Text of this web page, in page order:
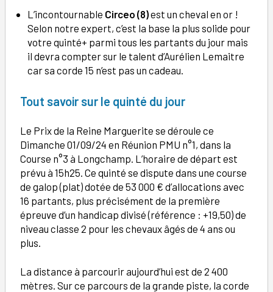
L’incontournable Circeo (8)est un cheval en or !
Selon notre expert, c’est la base la plus solide pour
votre quinté+ parmi tous les partants du jour mais
il devra compter sur le talent d’Aurélien Lemaitre
car sa corde 15 n’est pas un cadeau.
Tout savoir sur le quinté du jour
Le Prix de la Reine Marguerite se déroule ce
Dimanche 01/09/24 en Réunion PMU n°1, dans la
Course n°3 à Longchamp. L’horaire de départ est
prévu à 15h25. Ce quinté se dispute dans une course
de galop (plat) dotée de 53 000 € d’allocations avec
16 partants, plus précisément de la première
épreuve d’un handicap divisé (référence : +19,50) de
niveau classe 2 pour les chevaux âgés de 4 ans ou
plus.
La distance à parcourir aujourd’hui est de 2 400
mètres. Sur ce parcours de la grande piste, la corde